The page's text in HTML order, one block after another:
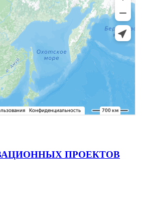
ПРОЕКТОВ